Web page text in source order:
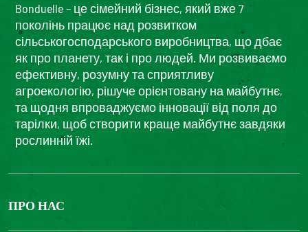
Bonduelle – це сімейний бізнес, який вже 7
поколінь працює над розвитком
сільськогосподарського виробництва, що дбає
як про планету, так і про людей. Ми розвиваємо
ефективну, розумну та сприятливу
агроекологію, рішуче орієнтовану на майбутнє,
та щодня впроваджуємо інновації від поля до
тарілки, щоб створити краще майбутнє завдяки
рослинній їжі.
ПРО НАС